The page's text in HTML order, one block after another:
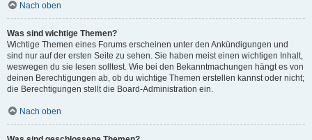
Nach oben
Was sind wichtige Themen?
Wichtige Themen eines Forums erscheinen unter den Ankündigungen und
sind nur auf der ersten Seite zu sehen. Sie haben meist einen wichtigen Inhalt,
weswegen du sie lesen solltest. Wie bei den Bekanntmachungen hängt es von
deinen Berechtigungen ab, ob du wichtige Themen erstellen kannst oder nicht;
die Berechtigungen stellt die Board-Administration ein.
Nach oben